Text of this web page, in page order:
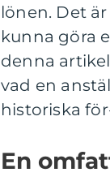
lönen. Det
kunna göra
denna
vad en
historiska
En